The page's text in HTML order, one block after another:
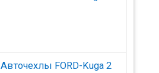
Авточехлы FORD-Kuga 2